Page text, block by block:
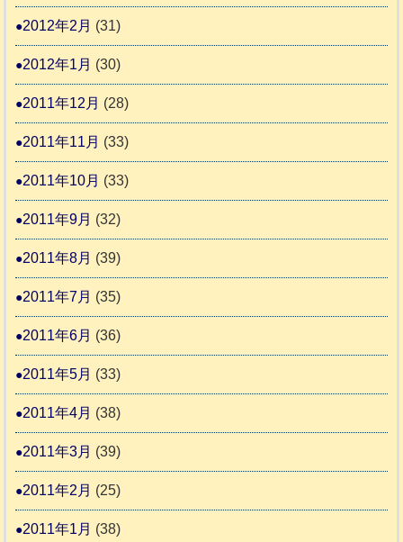
2012年2月 (31)
2012年1月 (30)
2011年12月 (28)
2011年11月 (33)
2011年10月 (33)
2011年9月 (32)
2011年8月 (39)
2011年7月 (35)
2011年6月 (36)
2011年5月 (33)
2011年4月 (38)
2011年3月 (39)
2011年2月 (25)
2011年1月 (38)